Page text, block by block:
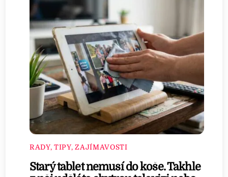
RADY, TIPY, ZAJÍMAVOSTI
Starý tablet nemusí do koše. Takhle